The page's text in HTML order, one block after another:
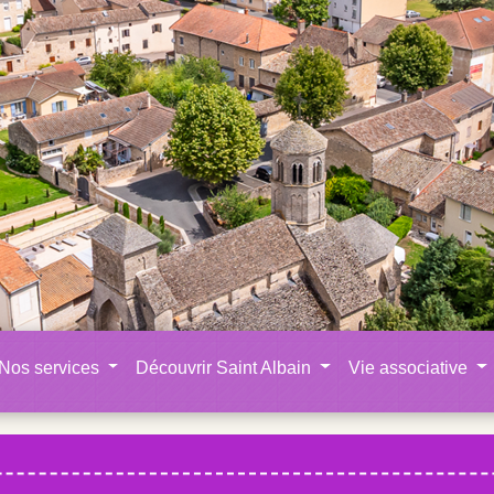
Nos services Découvrir Saint Albain Vie associative